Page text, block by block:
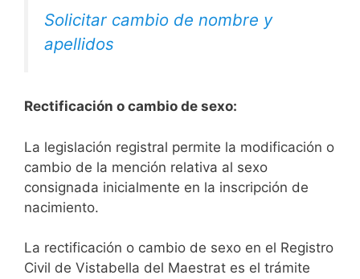
Solicitar cambio de nombre y
apellidos
Rectificación o cambio de sexo:
La legislación registral permite la modificación o
cambio de la mención relativa al sexo
consignada inicialmente en la inscripción de
nacimiento.
La rectificación o cambio de sexo en el Registro
Civil de Vistabella del Maestrat es el trámite